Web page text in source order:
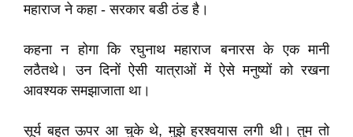
महाराज ने कहा - सरकार बडी ठंड है।
कहना न होगा कि रघुनाथ महाराज बनारस के एक मानी
लठैतथे। उन दिनों ऐसी यात्राओं में ऐसे मनुष्यों को रखना
आवश्यक समझाजाता था।
सूर्य बहुत ऊपर आ चुके थे, मुझे ह्रश्वयास लगी थी। तुम तो